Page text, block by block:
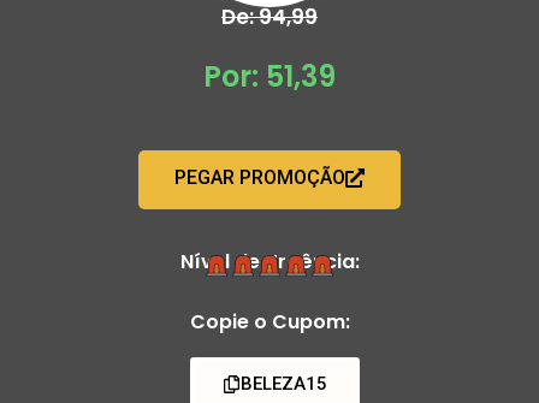
De: 94,99
Por: 51,39
PEGAR PROMOÇÃO
Nível de Urgência:
Copie o Cupom:
BELEZA15